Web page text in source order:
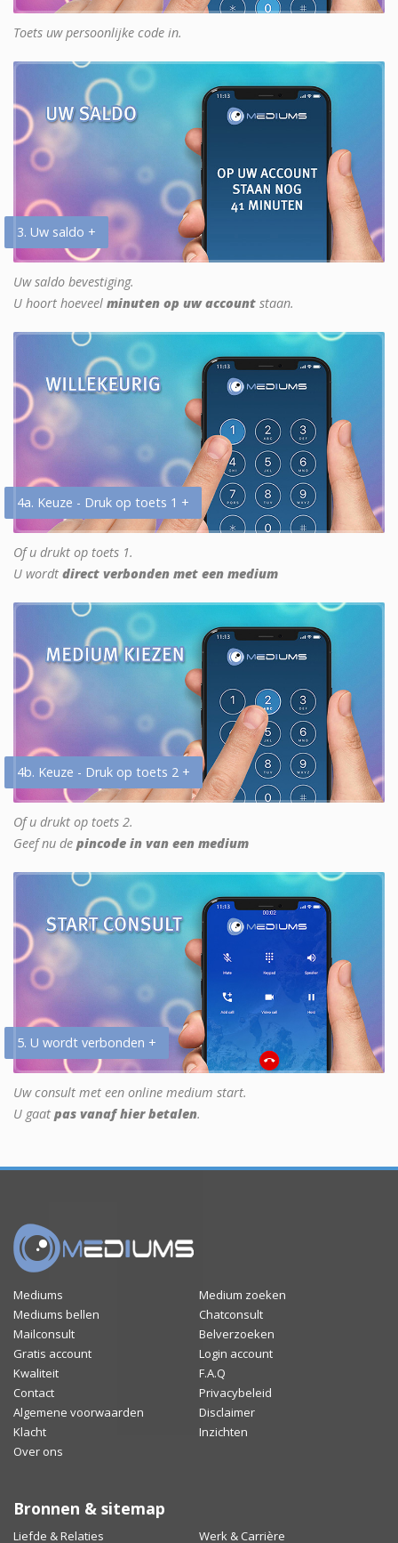
Toets uw persoonlijke code in.
3. Uw saldo +
Uw saldo bevestiging.
U hoort hoeveel minuten op uw account staan.
4a. Keuze - Druk op toets 1 +
Of u drukt op toets 1.
U wordt direct verbonden met een medium
4b. Keuze - Druk op toets 2 +
Of u drukt op toets 2.
Geef nu de pincode in van een medium
5. U wordt verbonden +
Uw consult met een online medium start.
U gaat pas vanaf hier betalen.
Mediums
Medium zoeken
Mediums bellen
Chatconsult
Mailconsult
Belverzoeken
Gratis account
Login account
Kwaliteit
F.A.Q
Contact
Privacybeleid
Algemene voorwaarden
Disclaimer
Klacht
Inzichten
Over ons
Bronnen & sitemap
Liefde & Relaties Werk & Carrière